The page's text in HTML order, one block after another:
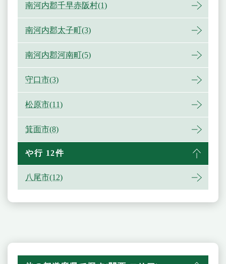
南河内郡千早赤阪村(1)
南河内郡太子町(3)
南河内郡河南町(5)
守口市(3)
松原市(11)
箕面市(8)
や行 12件
八尾市(12)